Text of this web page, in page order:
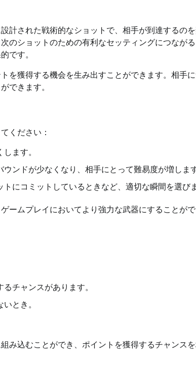
計された戦術的なショットで、相手が到達するのを
のショットのための有利なセッティングにつなが
です。
を獲得する機会を生み出すことができます。相手に
できます。
ください：
ます。
ンドが少なくなり、相手にとって難易度が増します
にコミットしているときなど、適切な瞬間を選びま
ームプレイにおいてより強力な武器にすることが
チャンスがあります。
とき。
み込むことができ、ポイントを獲得するチャンス